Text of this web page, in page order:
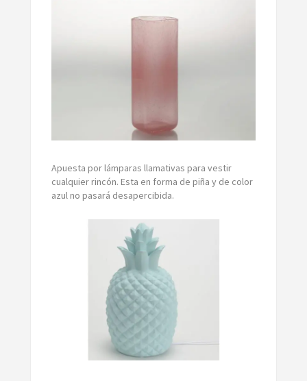
Apuesta por lámparas llamativas para vestir
cualquier rincón. Esta en forma de piña y de color
azul no pasará desapercibida.